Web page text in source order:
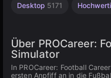
Desktop 5171
Über PROCareer:
Simulator
In PROCareer: Football
ersten Anpfiff an in die